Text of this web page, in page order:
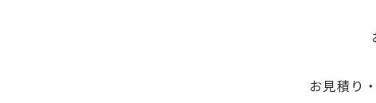
お見積り